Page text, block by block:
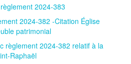
2024-383
2024-382 -Citation Église
patrimonial
règlement 2024-382 relatif à la
Raphaël